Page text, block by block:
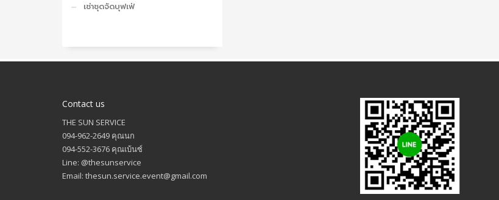
เช่าชุดจัดบุฟเฟ่
Contact us
THE SUN SERVICE
094-962-2649 คุณนก
094-552-3676 คุณเบ้นซ์
Line: @thesunservice
Email: thesun.service.event@gmail.com